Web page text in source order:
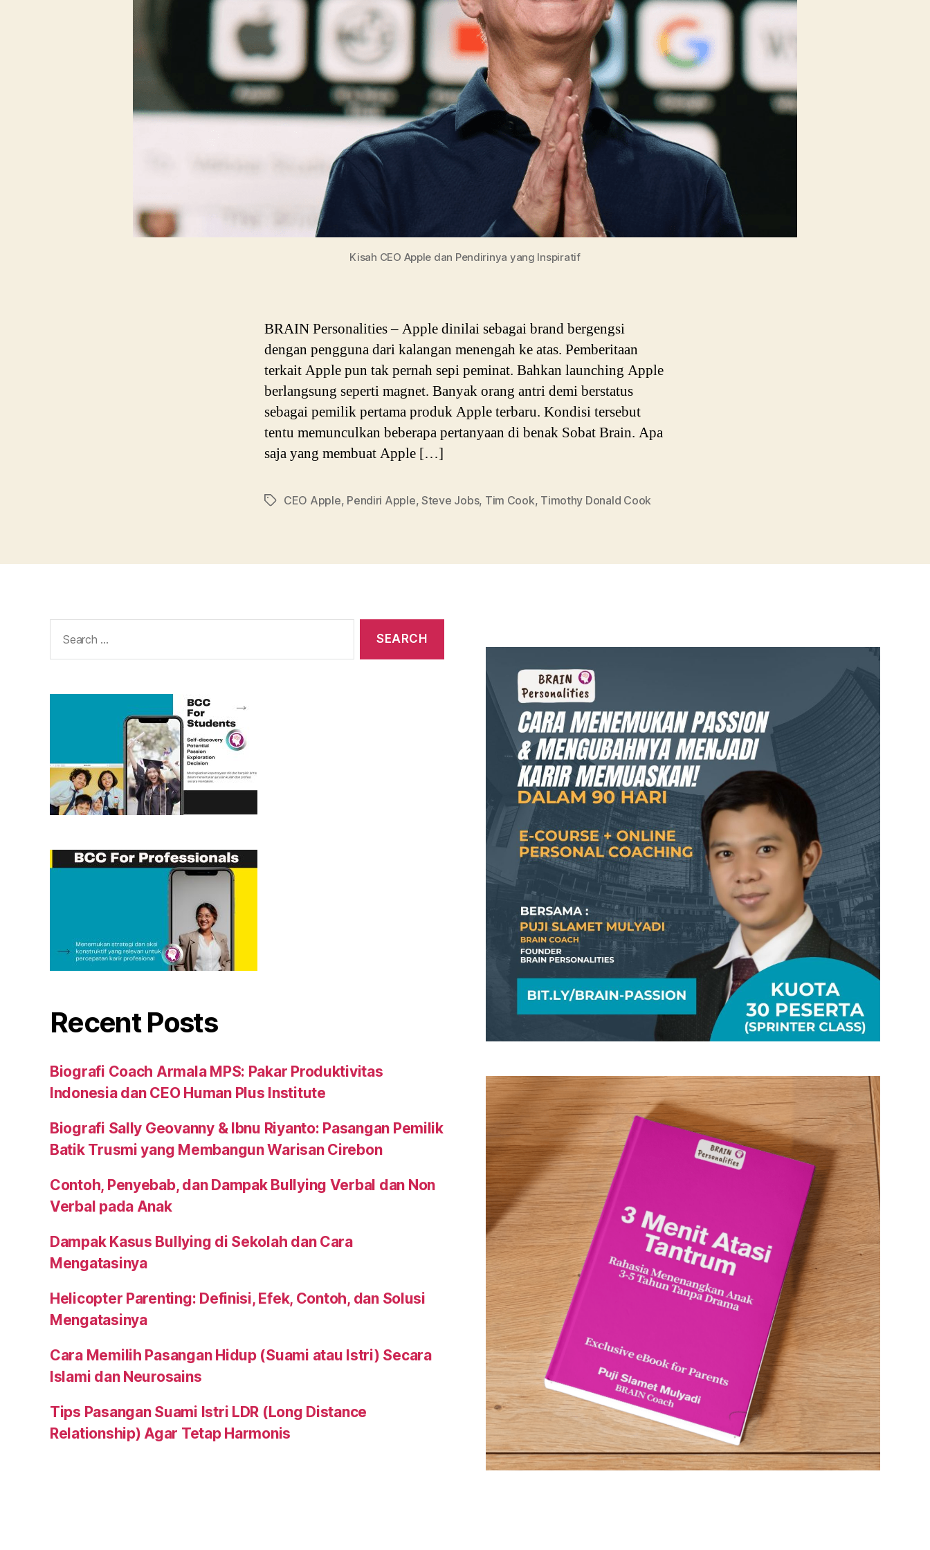
Kisah CEO Apple dan Pendirinya yang Inspiratif
BRAIN Personalities – Apple dinilai sebagai brand bergengsi
dengan pengguna dari kalangan menengah ke atas. Pemberitaan
terkait Apple pun tak pernah sepi peminat. Bahkan launching Apple
berlangsung seperti magnet. Banyak orang antri demi berstatus
sebagai pemilik pertama produk Apple terbaru. Kondisi tersebut
tentu memunculkan beberapa pertanyaan di benak Sobat Brain. Apa
saja yang membuat Apple […]
TagsCEO Apple, Pendiri Apple,Steve Jobs, Tim Cook, Timothy Donald Cook
for:
Recent Posts
Biografi Coach Armala MPS: Pakar Produktivitas
Indonesia dan CEO Human Plus Institute
Biografi Sally Geovanny & Ibnu Riyanto: Pasangan Pemilik
Batik Trusmi yang Membangun Warisan Cirebon
Contoh, Penyebab, dan Dampak Bullying Verbal dan Non
Verbal pada Anak
Dampak Kasus Bullying di Sekolah dan Cara
Mengatasinya
Helicopter Parenting: Definisi, Efek, Contoh, dan Solusi
Mengatasinya
Cara Memilih Pasangan Hidup (Suami atau Istri) Secara
Islami dan Neurosains
Tips Pasangan Suami Istri LDR (Long Distance
Relationship) Agar Tetap Harmonis